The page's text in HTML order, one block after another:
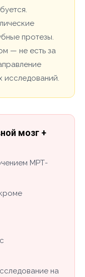
протезы.
— не есть за
исследований.
мозг +
МРТ-
на